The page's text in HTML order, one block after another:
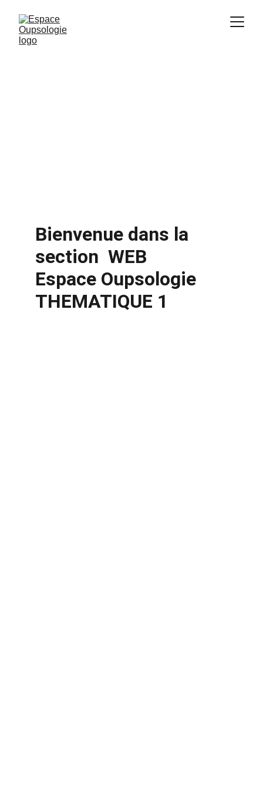
Bienvenue dans la
section  WEB
Espace Oupsologie
THEMATIQUE 1